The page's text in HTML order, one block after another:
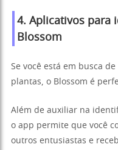
4. Aplicativos para
Blossom
Se você está em busca
plantas, o Blossom é
Além de auxiliar na
o app permite que você
outros entusiastas e